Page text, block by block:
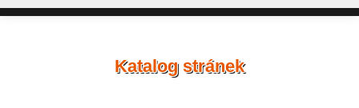
Katalog stránek